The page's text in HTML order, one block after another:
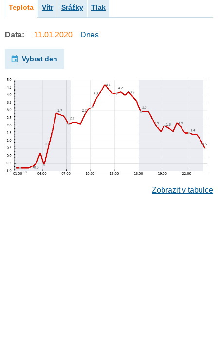
Teplota Vítr Srážky Tlak
Data: 11.01.2020 Dnes
Vybrat den
Zobrazit v tabulce